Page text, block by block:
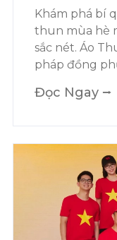
Khám phá bí
thun mùa hè
sắc nét. Áo
pháp đồng
Đọc Ngay ⭢